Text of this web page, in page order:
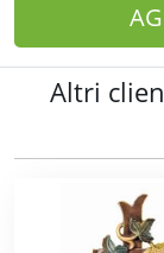
Altri